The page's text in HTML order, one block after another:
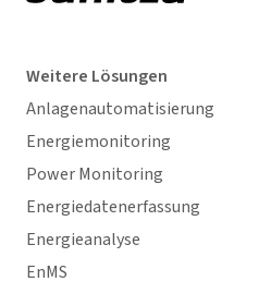
Weitere Lösungen
Anlagenautomatisierung
Energiemonitoring
Power Monitoring
Energiedatenerfassung
Energieanalyse
EnMS